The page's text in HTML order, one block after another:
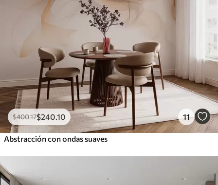
$400.17$240 .10 11
Abstracción con ondas suaves